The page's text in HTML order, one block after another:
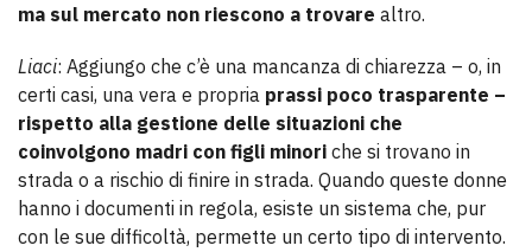
ma sul mercato non riescono a trovare altro.
Liaci: Aggiungo che c’è una mancanza di chiarezza – o, in
certi casi, una vera e propria prassi poco trasparente –
rispetto alla gestione delle situazioni che
coinvolgono madri con figli minori che si trovano in
strada o a rischio di finire in strada. Quando queste donne
hanno i documenti in regola, esiste un sistema che, pur
con le sue difficoltà, permette un certo tipo di intervento.